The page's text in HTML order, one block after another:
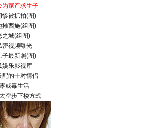
为家产求生子
惨被抓拍(图)
摊西施(组图)
之城(组图)
密视频曝光
子最新照(图)
娱乐影视库
配的十对情侣
戒毒生活
空步下楼方式